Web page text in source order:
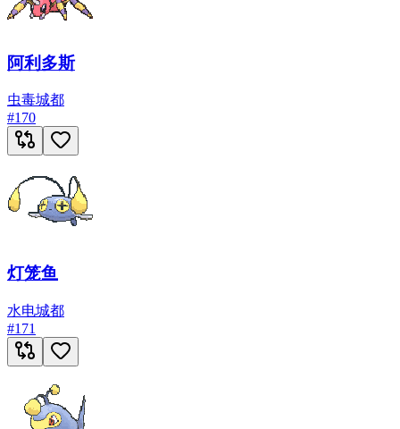
阿利多斯
虫毒城都
#170
灯笼鱼
水电城都
#171